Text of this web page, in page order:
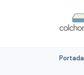
Portada